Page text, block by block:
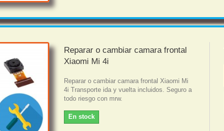
Reparar o cambiar camara frontal
Xiaomi Mi 4i
Reparar o cambiar camara frontal Xiaomi Mi
4i Transporte ida y vuelta incluidos. Seguro a
todo riesgo con mrw.
En stock